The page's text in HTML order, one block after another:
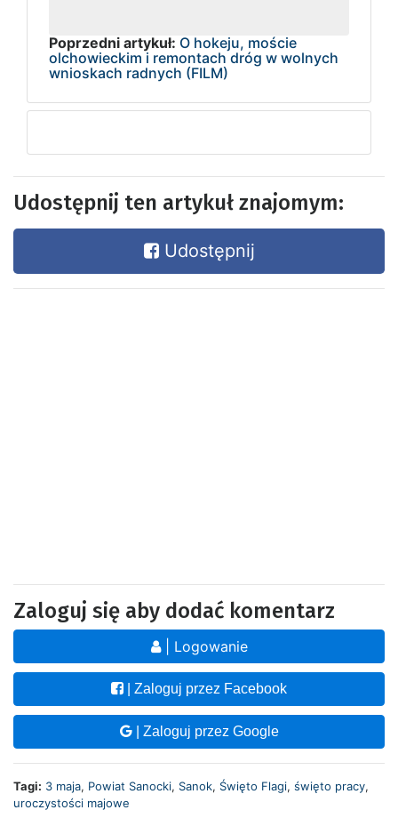
Poprzedni artykuł: O hokeju, moście
olchowieckim i remontach dróg w wolnych
wnioskach radnych (FILM)
Udostępnij ten artykuł znajomym:
Udostępnij
Zaloguj się aby dodać komentarz
| Logowanie
| Zaloguj przez Facebook
| Zaloguj przez Google
Tagi: 3 maja, Powiat Sanocki, Sanok, Święto Flagi, święto pracy,
uroczystości majowe